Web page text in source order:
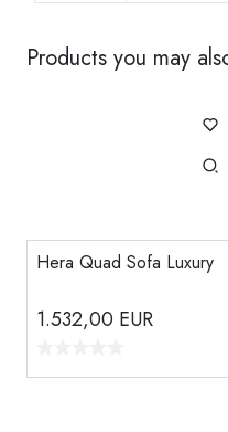
Products you may
Hera Quad Sofa Luxury
1.532,00 EUR